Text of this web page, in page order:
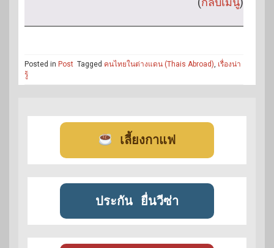
Posted in Post Tagged คนไทยในต่างแดน (Thais Abroad), เรื่องน่า
รู้
เลี้ยงกาแฟ
ประกัน ยื่นวีซ่า